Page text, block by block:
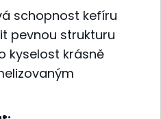
schopnost kefíru
pevnou strukturu
kyselost krásně